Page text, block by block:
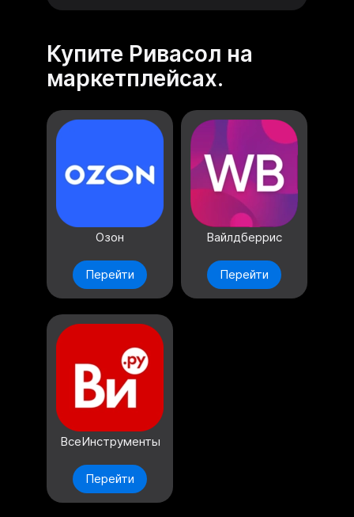
Купите Ривасол на
маркетплейсах.
Озон
Перейти
Вайлдберрис
Перейти
ВсеИнструменты
Перейти